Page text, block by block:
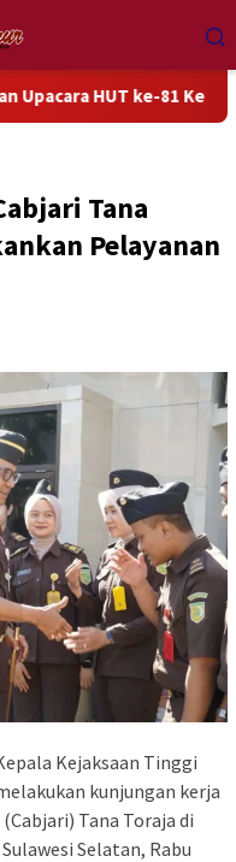
ke-81 Kemerdekaan RI
Tana
Pelayanan
Kejaksaan Tinggi
kunjungan kerja
Tana Toraja di
Selatan, Rabu